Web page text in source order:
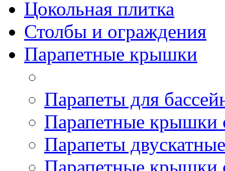
Цокольная плитка
Столбы и ограждения
Парапетные крышки
Парапеты для
Парапетные крышки
Парапеты двускатные